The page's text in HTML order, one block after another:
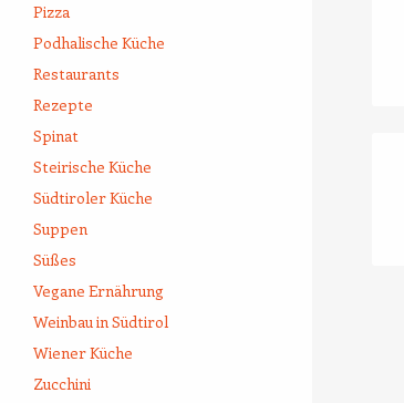
Pizza
Podhalische Küche
Restaurants
Rezepte
Spinat
Steirische Küche
Südtiroler Küche
Suppen
Süßes
Vegane Ernährung
Weinbau in Südtirol
Wiener Küche
Zucchini